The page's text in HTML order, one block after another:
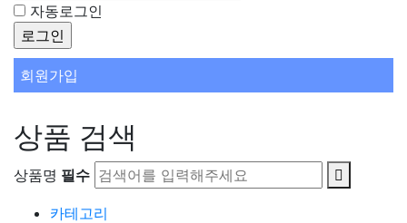
자동로그인
회원가입
상품 검색
상품명 필수
카테고리